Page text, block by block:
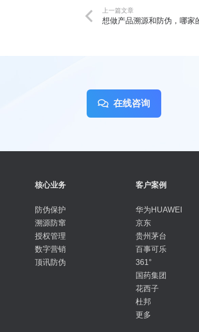
上一篇文章
想做产品溯源和防伪，哪家
在线咨询
核心业务
防伪保护
溯源防窜
授权管理
数字营销
顶讯防伪
客户案例
华为HUAWEI
京东
贵州茅台
百事可乐
361°
国药集团
花西子
杜邦
更多